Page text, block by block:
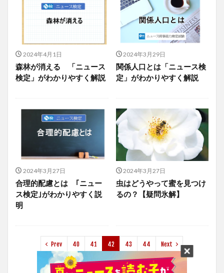
2024年4月1日
森林が消える 「ニュース
検定」がわかりやすく解説
2024年3月29日
関係人口とは「ニュース検
定」がわかりやすく解説
2024年3月27日
合理的配慮とは ｢ニュー
ス検定｣がわかりやすく説
明
2024年3月27日
虫はどうやって蜜を見つけ
るの？【疑問氷解】
Prev 40 41 42 43 44 Next